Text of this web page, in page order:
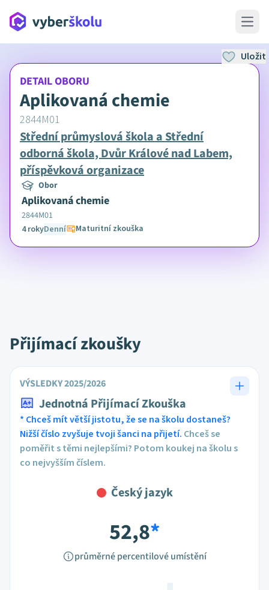
Open
DETAIL OBORU
Aplikovaná chemie
2844M01
Střední průmyslová škola a Střední
odborná škola, Dvůr Králové nad Labem,
příspěvková organizace
Obor
Aplikovaná chemie
2844M01
4 rokyDenní Maturitní zkouška
Uložit
Přijímací zkoušky
VÝSLEDKY 2025/2026
Jednotná Přijímací Zkouška
* Chceš mít větší jistotu, že se na školu dostaneš?
Nižší číslo zvyšuje tvoji šanci na přijetí. Chceš se
poměřit s těmi nejlepšími? Potom koukej na školu s
co nejvyšším číslem.
Český jazyk
52,8*
průměrné percentilové umístění